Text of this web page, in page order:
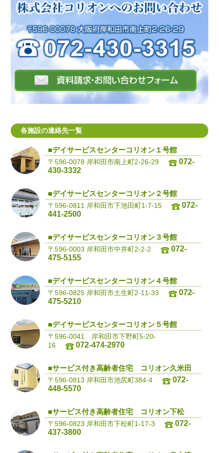
各施設の連絡先一覧
■デイサービスセンターコリオン１号館
〒596-0078 岸和田市南上町2-26-29
072-
430-3332
■デイサービスセンターコリオン２号館
〒596-0811 岸和田市下池田町1-7-15
072-
441-2500
■デイサービスセンターコリオン３号館
〒596-0003 岸和田市中井町2-2-2
072-
475-5155
■デイサービスセンターコリオン４号館
〒596-0825 岸和田市土生町2-11-33
072-
475-5210
■デイサービスセンターコリオン５号館
〒596-0041 岸和田市下野町5-20-
16
072-474-2970
■サービス付き高齢者住宅 コリオン久米田
〒596-0813 岸和田市池尻町384-4
072-
448-5570
■サービス付き高齢者住宅 コリオン下松
〒596-0823 岸和田市下松町1-17-3
072-
437-3800